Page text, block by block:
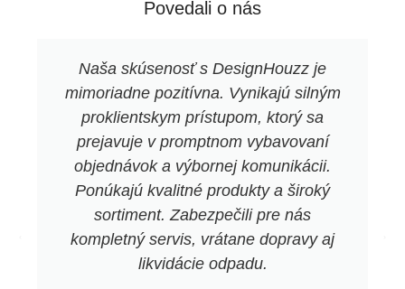
Povedali o nás
Naša skúsenosť s DesignHouzz je
mimoriadne pozitívna. Vynikajú silným
proklientskym prístupom, ktorý sa
prejavuje v promptnom vybavovaní
objednávok a výbornej komunikácii.
Ponúkajú kvalitné produkty a široký
sortiment. Zabezpečili pre nás
kompletný servis, vrátane dopravy aj
likvidácie odpadu.